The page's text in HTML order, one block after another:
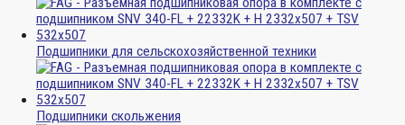
Подшипники для сельскохозяйственной техники
Подшипники скольжения